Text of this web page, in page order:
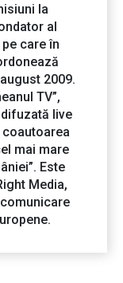
la
al
care în
2009.
TV”,
live
mai mare
Este
Media,